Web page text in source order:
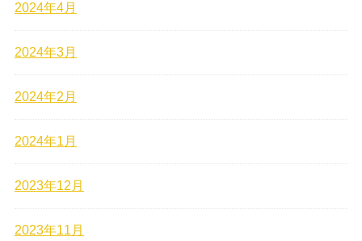
2024年4月
2024年3月
2024年2月
2024年1月
2023年12月
2023年11月